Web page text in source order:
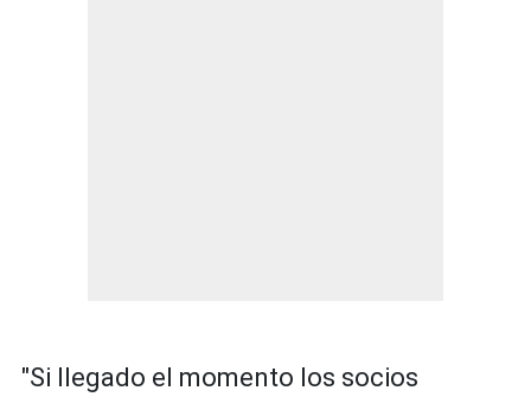
"Si llegado el momento los socios